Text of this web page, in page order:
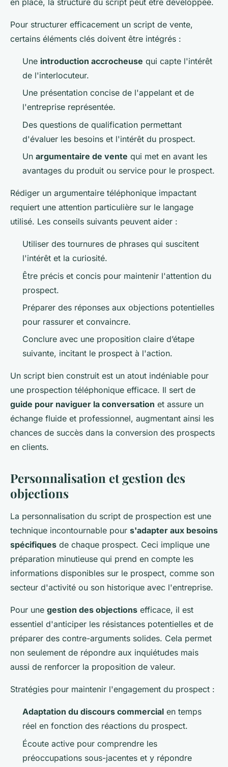
en place, la structure du script peut être développée.
Pour structurer efficacement un script de vente,
certains éléments clés doivent être intégrés :
Une introduction accrocheuse qui capte l'intérêt
de l'interlocuteur.
Une présentation concise de l'appelant et de
l'entreprise représentée.
Des questions de qualification permettant
d'évaluer les besoins et l'intérêt du prospect.
Un argumentaire de vente qui met en avant les
avantages du produit ou service pour le prospect.
Rédiger un argumentaire téléphonique impactant
requiert une attention particulière sur le langage
utilisé. Les conseils suivants peuvent aider :
Utiliser des tournures de phrases qui suscitent
l'intérêt et la curiosité.
Être précis et concis pour maintenir l'attention du
prospect.
Préparer des réponses aux objections potentielles
pour rassurer et convaincre.
Conclure avec une proposition claire d’étape
suivante, incitant le prospect à l'action.
Un script bien construit est un atout indéniable pour
une prospection téléphonique efficace. Il sert de
guide pour naviguer la conversation et assure un
échange fluide et professionnel, augmentant ainsi les
chances de succès dans la conversion des prospects
en clients.
Personnalisation et gestion des
objections
La personnalisation du script de prospection est une
technique incontournable pour s'adapter aux besoins
spécifiques de chaque prospect. Ceci implique une
préparation minutieuse qui prend en compte les
informations disponibles sur le prospect, comme son
secteur d'activité ou son historique avec l'entreprise.
Pour une gestion des objections efficace, il est
essentiel d'anticiper les résistances potentielles et de
préparer des contre-arguments solides. Cela permet
non seulement de répondre aux inquiétudes mais
aussi de renforcer la proposition de valeur.
Stratégies pour maintenir l'engagement du prospect :
Adaptation du discours commercial en temps
réel en fonction des réactions du prospect.
Écoute active pour comprendre les
préoccupations sous-jacentes et y répondre